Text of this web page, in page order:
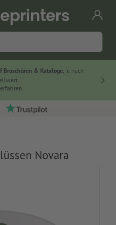
Broschüren & Kataloge, je nach
Novara